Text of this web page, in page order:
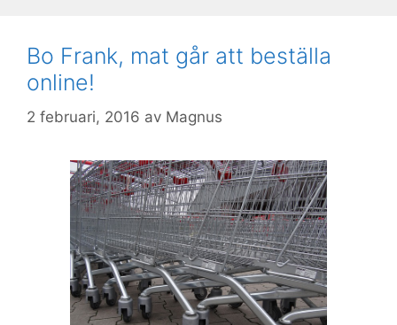
Bo Frank, mat går att beställa
online!
2 februari, 2016 av Magnus